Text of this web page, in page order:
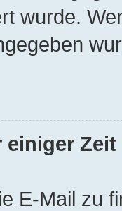
wurde.
einiger
E-Mail zu